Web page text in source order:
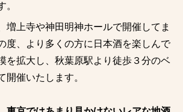
。
増上寺や神田明神ホールで開催してま
度、より多くの方に日本酒を楽しんで
を拡大し、秋葉原駅より徒歩３分のベ
開催いたします。